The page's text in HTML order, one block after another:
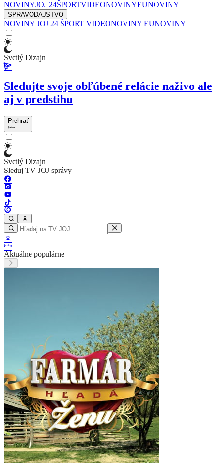
NOVINYJOJ 24ŠPORTVIDEONOVINYEUNOVINY
SPRAVODAJSTVO
NOVINY JOJ 24 ŠPORT VIDEONOVINY EUNOVINY
Svetlý Dizajn
Sledujte svoje obľúbené relácie naživo ale
aj v predstihu
Prehrať
Svetlý Dizajn
Sleduj TV JOJ správy
Aktuálne populárne